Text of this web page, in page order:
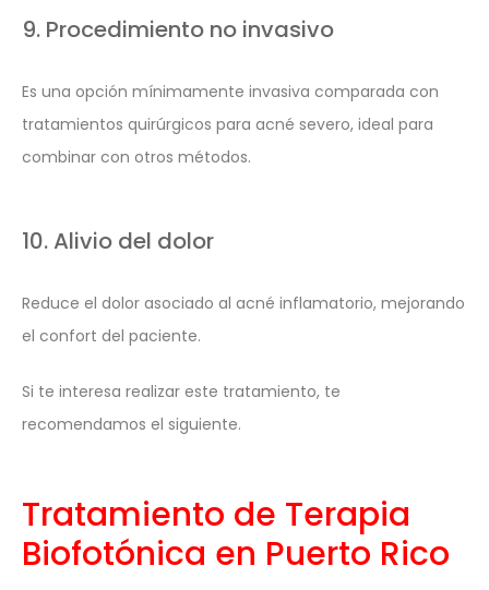
9. Procedimiento no invasivo
Es una opción mínimamente invasiva comparada con
tratamientos quirúrgicos para acné severo, ideal para
combinar con otros métodos.
10. Alivio del dolor
Reduce el dolor asociado al acné inflamatorio, mejorando
el confort del paciente.
Si te interesa realizar este tratamiento, te
recomendamos el siguiente.
Tratamiento de Terapia
Biofotónica en Puerto Rico